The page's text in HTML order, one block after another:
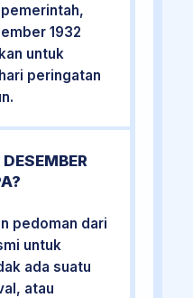
1932
untuk
peringatan
pedoman dari
untuk
ada suatu
atau